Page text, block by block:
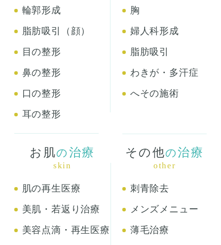
輪郭形成
脂肪吸引（顔）
目の整形
鼻の整形
口の整形
耳の整形
胸
婦人科形成
脂肪吸引
わきが・多汗症
へその施術
お肌の 治療
skin
肌の再生医療
美肌・若返り治療
美容点滴・再生医療
その他の治療
other
刺青除去
メンズメニュー
薄毛治療